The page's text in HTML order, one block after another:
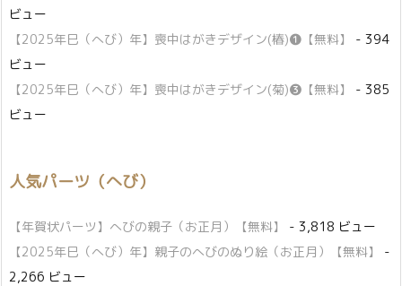
ビュー
【2025年巳（へび）年】喪中はがきデザイン(椿)❶【無料】
- 394
ビュー
【2025年巳（へび）年】喪中はがきデザイン(菊)❸【無料】
- 385
ビュー
人気パーツ（へび）
【年賀状パーツ】へびの親子（お正月）【無料】
- 3,818 ビュー
【2025年巳（へび）年】親子のへびのぬり絵（お正月）【無料】
-
2,266 ビュー